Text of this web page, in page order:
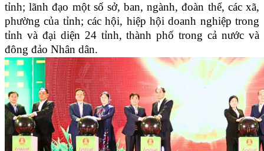
tỉnh; lãnh đạo một số sở, ban, ngành, đoàn thể, các xã,
phường của tỉnh; các hội, hiệp hội doanh nghiệp trong
tỉnh và đại diện 24 tỉnh, thành phố trong cả nước và
đông đảo Nhân dân.